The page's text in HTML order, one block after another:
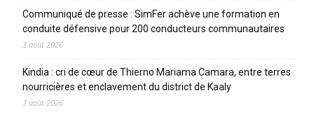
Communiqué de presse : SimFer achève une formation en
conduite défensive pour 200 conducteurs communautaires
3 août 2026
Kindia : cri de cœur de Thierno Mariama Camara, entre terres
nourricières et enclavement du district de Kaaly
3 août 2026